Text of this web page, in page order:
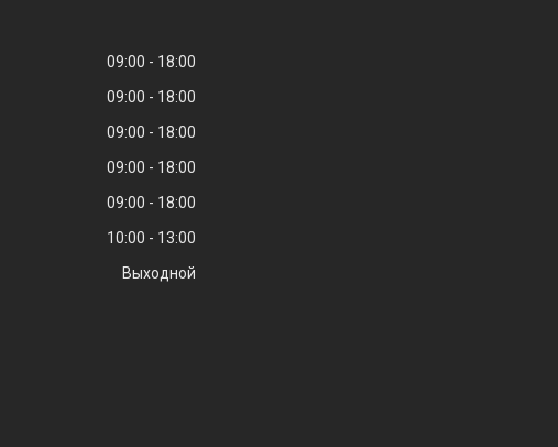
09:00
18:00
09:00
18:00
09:00
18:00
09:00
18:00
09:00
18:00
10:00
13:00
Выходной